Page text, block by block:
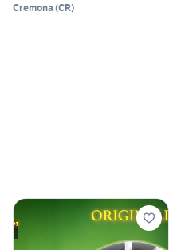
Cremona (CR)